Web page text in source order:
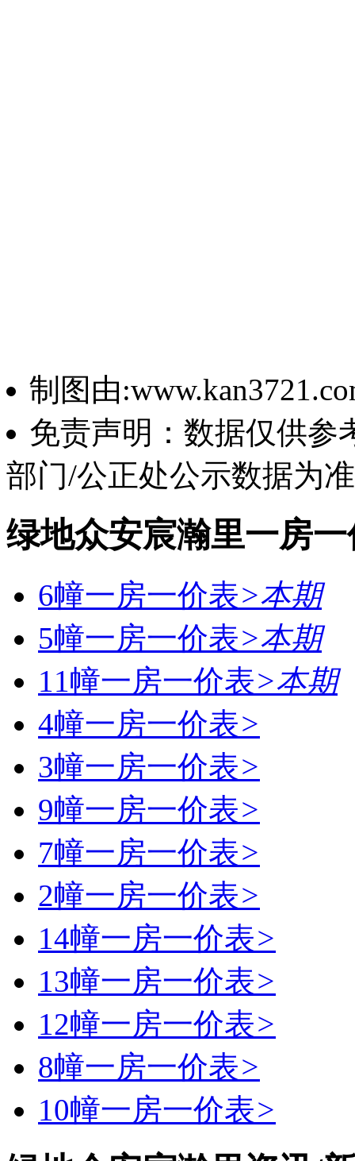
制图由
免责声明：数据仅供参
部门/公正处公示数据为
绿地众安宸瀚里一房一
6幢一房一价表>本期
5幢一房一价表>本期
11幢一房一价表>本期
4幢一房一价表>
3幢一房一价表>
9幢一房一价表>
7幢一房一价表>
2幢一房一价表>
14幢一房一价表>
13幢一房一价表>
12幢一房一价表>
8幢一房一价表>
10幢一房一价表>